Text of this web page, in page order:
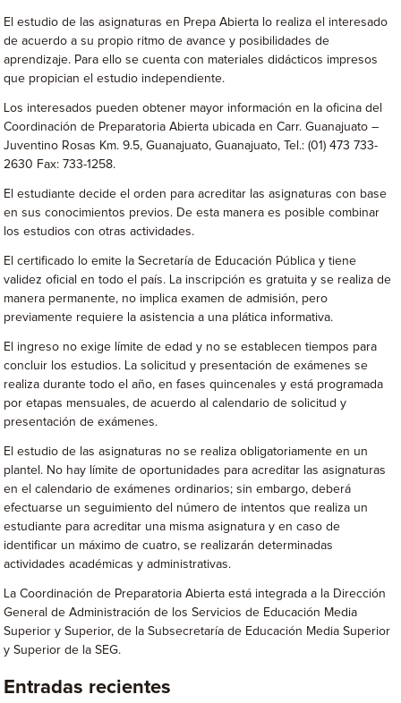
El estudio de las asignaturas en Prepa Abierta lo realiza el interesado
de acuerdo a su propio ritmo de avance y posibilidades de
aprendizaje. Para ello se cuenta con materiales didácticos impresos
que propician el estudio independiente.
Los interesados pueden obtener mayor información en la oficina del
Coordinación de Preparatoria Abierta ubicada en Carr. Guanajuato –
Juventino Rosas Km. 9.5, Guanajuato, Guanajuato, Tel.: (01) 473 733-
2630 Fax: 733-1258.
El estudiante decide el orden para acreditar las asignaturas con base
en sus conocimientos previos. De esta manera es posible combinar
los estudios con otras actividades.
El certificado lo emite la Secretaría de Educación Pública y tiene
validez oficial en todo el país. La inscripción es gratuita y se realiza de
manera permanente, no implica examen de admisión, pero
previamente requiere la asistencia a una plática informativa.
El ingreso no exige límite de edad y no se establecen tiempos para
concluir los estudios. La solicitud y presentación de exámenes se
realiza durante todo el año, en fases quincenales y está programada
por etapas mensuales, de acuerdo al calendario de solicitud y
presentación de exámenes.
El estudio de las asignaturas no se realiza obligatoriamente en un
plantel. No hay límite de oportunidades para acreditar las asignaturas
en el calendario de exámenes ordinarios; sin embargo, deberá
efectuarse un seguimiento del número de intentos que realiza un
estudiante para acreditar una misma asignatura y en caso de
identificar un máximo de cuatro, se realizarán determinadas
actividades académicas y administrativas.
La Coordinación de Preparatoria Abierta está integrada a la Dirección
General de Administración de los Servicios de Educación Media
Superior y Superior, de la Subsecretaría de Educación Media Superior
y Superior de la SEG.
Entradas recientes